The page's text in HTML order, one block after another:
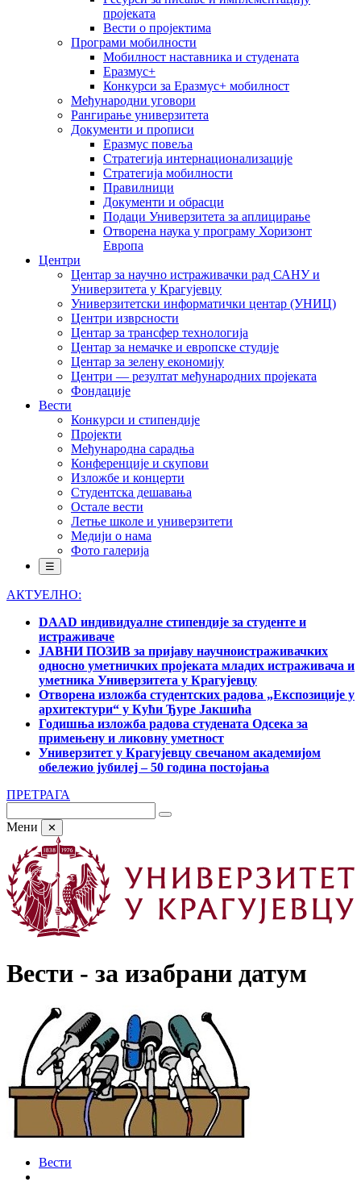
пројеката
Вести о пројектима
Програми мобилности
Мобилност наставника и студената
Еразмус+
Конкурси за Еразмус+ мобилност
Међународни уговори
Рангирање универзитета
Документи и прописи
Еразмус повеља
Стратегија интернационализације
Стратегија мобилности
Правилници
Документи и обрасци
Подаци Универзитета за аплицирање
Отворена наука у програму Хоризонт
Европа
Центри
Центар за научно истраживачки рад САНУ и
Универзитета у Крагујевцу
Универзитетски информатички центар (УНИЦ)
Центри изврсности
Центар за трансфер технологија
Центар за немачке и европске студије
Центар за зелену економију
Центри — резултат међународних пројеката
Фондације
Вести
Конкурси и стипендије
Пројекти
Међународна сарадња
Конференције и скупови
Изложбе и концерти
Студентска дешавања
Остале вести
Летње школе и универзитети
Медији о нама
Фото галерија
☰
АКТУЕЛНО:
DAAD индивидуалне стипендије за студенте и
истраживаче
ЈАВНИ ПОЗИВ за пријаву научноистраживачких
односно уметничких пројеката младих истраживача и
уметника Универзитета у Крагујевцу
Отворена изложба студентских радова „Експозиције у
архитектури“ у Кући Ђуре Јакшића
Годишња изложба радова студената Одсека за
примењену и ликовну уметност
Универзитет у Крагујевцу свечаном академијом
обележио јубилеј – 50 година постојања
ПРЕТРАГА
Мени ✕
Вести - за изабрани датум
Вести